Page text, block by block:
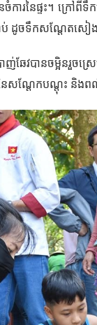
ការ​​នៃផ្ទះ។ ក្រៅពី
ដូចទឹកសណ្តែតសៀង
វបានចម្អិនរួចស្
ៃសណ្តែកបណ្តុះ និង